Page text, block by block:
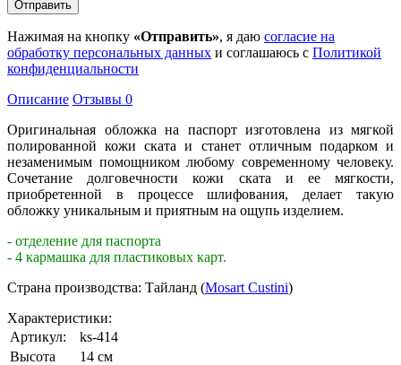
Нажимая на кнопку «Отправить», я даю согласие на
обработку персональных данных и соглашаюсь с Политикой
конфиденциальности
Описание Отзывы 0
Оригинальная обложка на паспорт изготовлена из мягкой
полированной кожи ската и станет отличным подарком и
незаменимым помощником любому современному человеку.
Сочетание долговечности кожи ската и ее мягкости,
приобретенной в процессе шлифования, делает такую
обложку уникальным и приятным на ощупь изделием.
- отделение для паспорта
- 4 кармашка для пластиковых карт.
Страна производства: Тайланд (Mosart Custini)
Характеристики:
Артикул:
ks-414
Высота
14 см